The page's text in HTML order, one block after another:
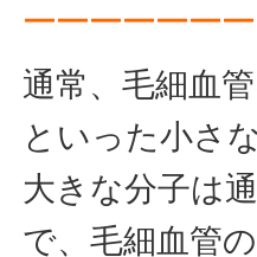
￣￣￣￣￣￣
通常、毛細血
といった小さ
大きな分子は
で、毛細血管